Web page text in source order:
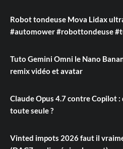
Robot tondeuse Mova Lidax
#automower #robottondeuse
Tuto Gemini Omni le Nano
remix vidéo et avatar
Claude Opus 4.7 contre Copilot
toute seule ?
Vinted impots 2026 faut il